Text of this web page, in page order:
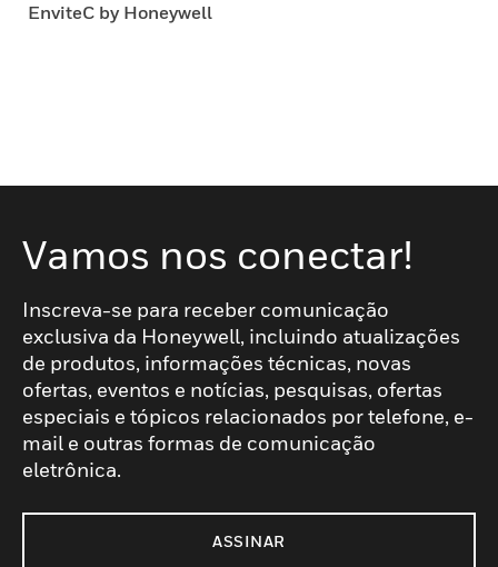
EnviteC by Honeywell
Vamos nos conectar!
Inscreva-se para receber comunicação
exclusiva da Honeywell, incluindo atualizações
de produtos, informações técnicas, novas
ofertas, eventos e notícias, pesquisas, ofertas
especiais e tópicos relacionados por telefone, e-
mail e outras formas de comunicação
eletrônica.
ASSINAR